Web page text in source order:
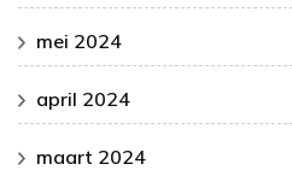
mei 2024
april 2024
maart 2024